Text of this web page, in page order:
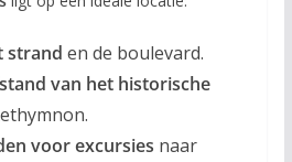
strand en de boulevard.
van het historische
voor excursies naar